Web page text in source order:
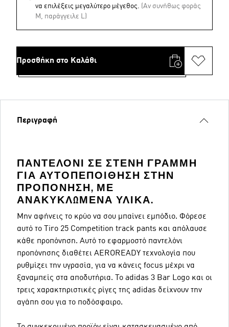
να επιλέξεις μεγαλύτερο μέγεθος. (Aν συνήθως φοράς
M, παράγγειλε L)
Προσθήκη στο Καλάθι
Περιγραφή
ΠΑΝΤΕΛΌΝΙ ΣΕ ΣΤΕΝΉ ΓΡΑΜΜΉ
ΓΙΑ ΑΥΤΟΠΕΠΟΊΘΗΣΗ ΣΤΗΝ
ΠΡΟΠΌΝΗΣΗ, ΜΕ
ΑΝΑΚΥΚΛΩΜΈΝΑ ΥΛΙΚΆ.
Μην αφήνεις το κρύο να σου μπαίνει εμπόδιο. Φόρεσε
αυτό το Tiro 25 Competition track pants και απόλαυσε
κάθε προπόνηση. Αυτό το εφαρμοστό παντελόνι
προπόνησης διαθέτει AEROREADY τεχνολογία που
ρυθμίζει την υγρασία, για να κάνεις focus μέχρι να
ξαναμπείς στα αποδυτήρια. Το adidas 3 Bar Logo και οι
τρεις χαρακτηριστικές ρίγες της adidas δείχνουν την
αγάπη σου για το ποδόσφαιρο.